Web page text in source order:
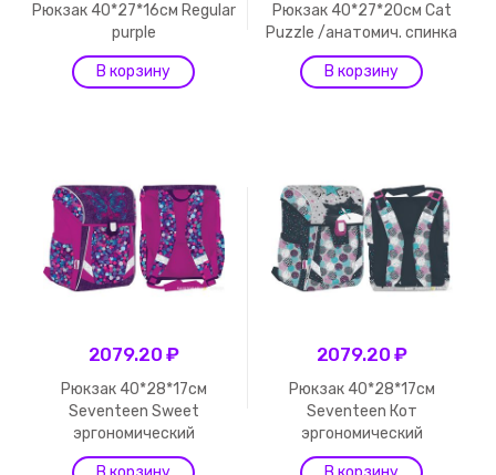
Рюкзак 40*27*16см Regular
purple
Рюкзак 40*27*20см Cat
Puzzle /анатомич. спинка
2079.20 ₽
Рюкзак 40*28*17см
Seventeen Sweet
эргономический
2079.20 ₽
Рюкзак 40*28*17см
Seventeen Кот
эргономический